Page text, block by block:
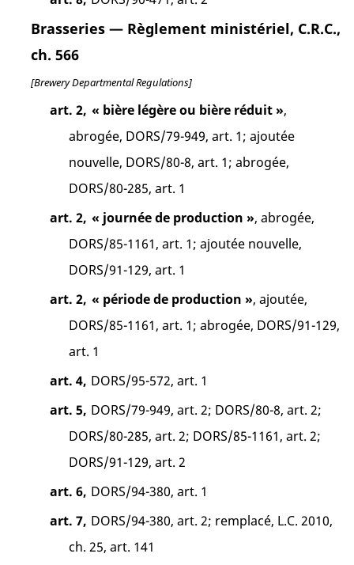
Brasseries — Règlement ministériel, C.R.C.,
ch. 566
[Brewery Departmental Regulations]
art. 2, « bière légère ou bière réduit »,
abrogée, DORS/79-949, art. 1; ajoutée
nouvelle, DORS/80-8, art. 1; abrogée,
DORS/80-285, art. 1
art. 2, « journée de production », abrogée,
DORS/85-1161, art. 1; ajoutée nouvelle,
DORS/91-129, art. 1
art. 2, « période de production », ajoutée,
DORS/85-1161, art. 1; abrogée, DORS/91-129,
art. 1
art. 4, DORS/95-572, art. 1
art. 5, DORS/79-949, art. 2; DORS/80-8, art. 2;
DORS/80-285, art. 2; DORS/85-1161, art. 2;
DORS/91-129, art. 2
art. 6, DORS/94-380, art. 1
art. 7, DORS/94-380, art. 2; remplacé, L.C. 2010,
ch. 25, art. 141